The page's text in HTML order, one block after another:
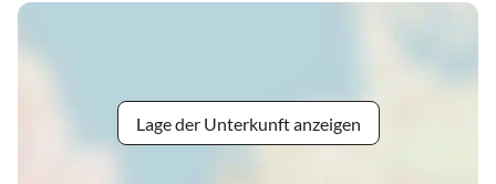
Lage der Unterkunft anzeigen